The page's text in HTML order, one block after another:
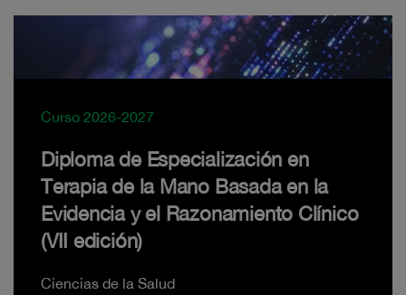
Curso 2026-2027
Diploma de Especialización en
Terapia de la Mano Basada en la
Evidencia y el Razonamiento Clínico
(VII edición)
Ciencias de la Salud